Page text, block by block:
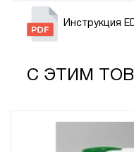
Инструкция
С ЭТИМ